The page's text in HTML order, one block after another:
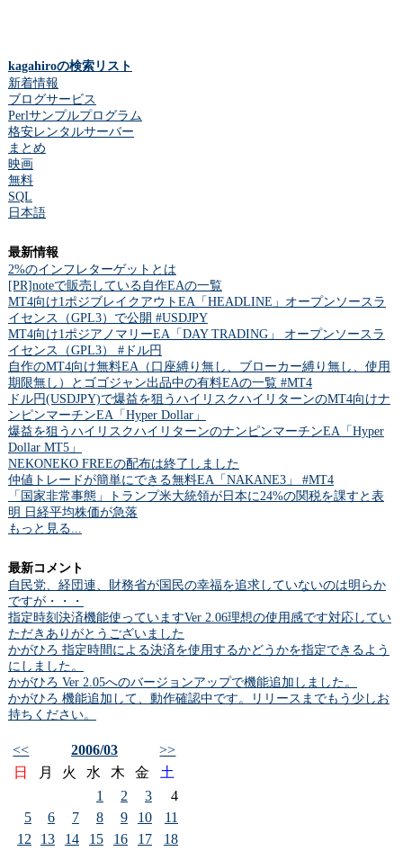
kagahiroの検索リスト
新着情報
ブログサービス
Perlサンプルプログラム
格安レンタルサーバー
まとめ
映画
無料
SQL
日本語
最新情報
2%のインフレターゲットとは
[PR]noteで販売している自作EAの一覧
MT4向け1ポジブレイクアウトEA「HEADLINE」オープンソースラ
イセンス（GPL3）で公開 #USDJPY
MT4向け1ポジアノマリーEA「DAY TRADING」 オープンソースラ
イセンス（GPL3） #ドル円
自作のMT4向け無料EA（口座縛り無し、ブローカー縛り無し、使用
期限無し）とゴゴジャン出品中の有料EAの一覧 #MT4
ドル円(USDJPY)で爆益を狙うハイリスクハイリターンのMT4向けナ
ンピンマーチンEA「Hyper Dollar」
爆益を狙うハイリスクハイリターンのナンピンマーチンEA「Hyper
Dollar MT5」
NEKONEKO FREEの配布は終了しました
仲値トレードが簡単にできる無料EA「NAKANE3」 #MT4
「国家非常事態」トランプ米大統領が日本に24%の関税を課すと表
明 日経平均株価が急落
もっと見る...
最新コメント
自民党、経団連、財務省が国民の幸福を追求していないのは明らか
ですが・・・
指定時刻決済機能使っていますVer 2.06理想の使用感です対応してい
ただきありがとうございました
かがひろ 指定時間による決済を使用するかどうかを指定できるよう
にしました。
かがひろ Ver 2.05へのバージョンアップで機能追加しました。
かがひろ 機能追加して、動作確認中です。リリースまでもう少しお
持ちください。
<< 2006/03
>>
日
月 火 水 木 金
土
1
2 3
4
5
6 7 8 9 10
11
12
13 14 15 16 17 18